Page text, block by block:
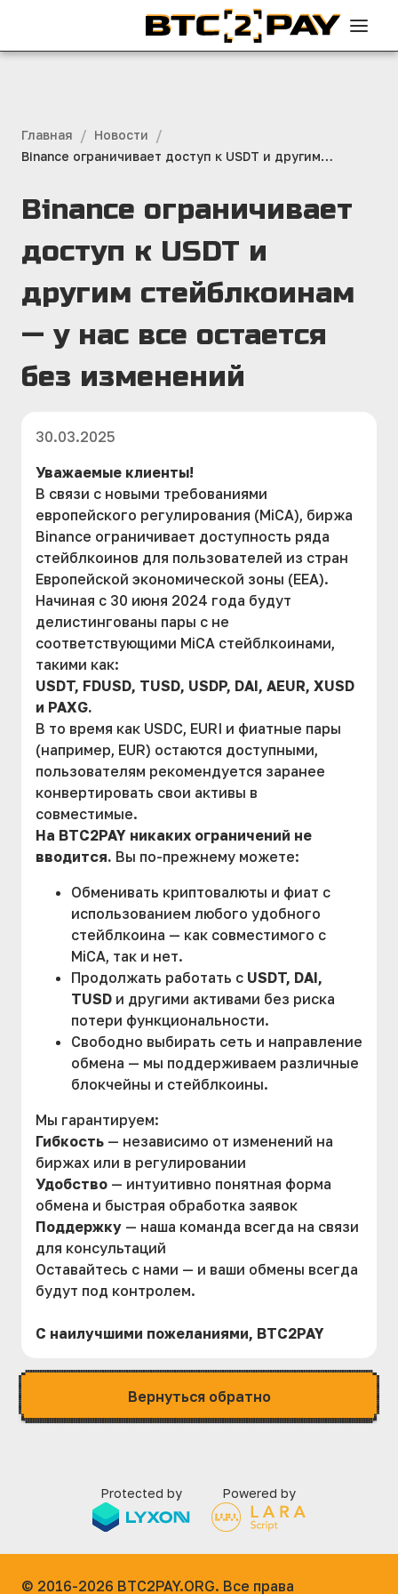
Главная / Новости /
Binance ограничивает доступ к USDT и другим
Binance ограничивает
доступ к USDT и
другим стейблкоинам
— у нас все остается
без изменений
30.03.2025
Уважаемые клиенты!
В связи с новыми требованиями
европейского регулирования (MiCA), биржа
Binance ограничивает доступность ряда
стейблкоинов для пользователей из стран
Европейской экономической зоны (EEA).
Начиная с 30 июня 2024 года будут
делистингованы пары с не
соответствующими MiCA стейблкоинами,
такими как:
USDT, FDUSD, TUSD, USDP, DAI, AEUR, XUSD
и PAXG.
В то время как USDC, EURI и фиатные пары
(например, EUR) остаются доступными,
пользователям рекомендуется заранее
конвертировать свои активы в
совместимые.
На BTC2PAY никаких ограничений не
вводится. Вы по-прежнему можете:
Обменивать криптовалюты и фиат с
использованием любого удобного
стейблкоина — как совместимого с
MiCA, так и нет.
Продолжать работать с USDT, DAI,
TUSD и другими активами без риска
потери функциональности.
Свободно выбирать сеть и направление
обмена — мы поддерживаем различные
блокчейны и стейблкоины.
Мы гарантируем:
Гибкость — независимо от изменений на
биржах или в регулировании
Удобство — интуитивно понятная форма
обмена и быстрая обработка заявок
Поддержку — наша команда всегда на связи
для консультаций
Оставайтесь с нами — и ваши обмены всегда
будут под контролем.
С наилучшими пожеланиями, BTC2PAY
Вернуться обратно
Protected by Powered by
© 2016-2026 BTC2PAY.ORG. Все права